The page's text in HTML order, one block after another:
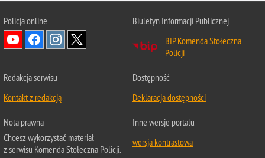
Policja online
Biuletyn Informacji Publicznej
BIP Komenda Stołeczna
Policji
Redakcja serwisu
Kontakt z redakcją
Dostępność
Deklaracja dostępności
Nota prawna
Chcesz wykorzystać materiał
z serwisu Komenda Stołeczna Policji.
Inne wersje portalu
wersja kontrastowa